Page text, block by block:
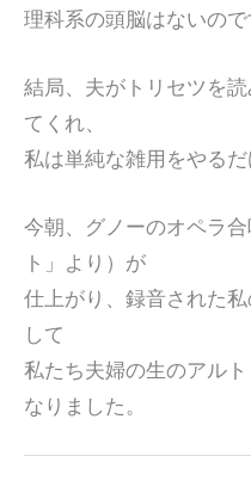
理科系の頭脳はないので
結局、夫がトリセツを
てくれ、
私は単純な雑用をやるだ
今朝、グノーのオペラ
ト」より）が
仕上がり、録音された
して
私たち夫婦の生のアル
なりました。